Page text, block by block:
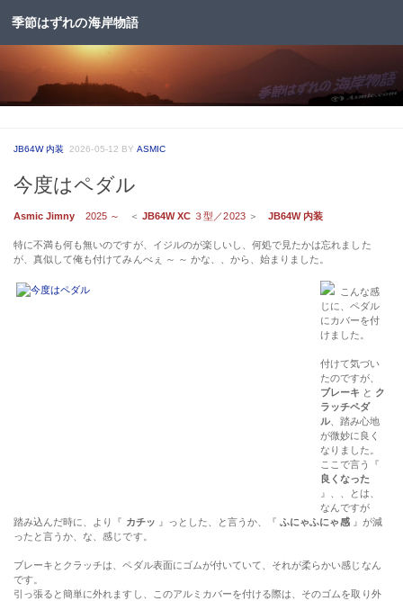
コンテンツへスキップ
季節はずれの海岸物語
JB64W 内装 2026-05-12 BY ASMIC
今度はペダル
Asmic Jimny 2025 ～ ＜ JB64W XC ３型／2023＞ JB64W 内装
特に不満も何も無いのですが、イジルのが楽しいし、何処で見たかは忘れました
が、真似して俺も付けてみんべぇ ～ ～ かな、、から、始まりました。
こんな感
じに、ペダル
にカバーを付
けました。
付けて気づい
たのですが、
ブレーキ と ク
ラッチペダ
ル、踏み心地
が微妙に良く
なりました。
ここで言う『
良くなった
』、、とは、
なんですが
踏み込んだ時に、より『 カチッ 』っとした、と言うか、『ふにゃふにゃ感』が減
ったと言うか、な、感じです。
ブレーキとクラッチは、ペダル表面にゴムが付いていて、それが柔らかい感じなん
です。
引っ張ると簡単に外れますし、このアルミカバーを付ける際は、そのゴムを取り外